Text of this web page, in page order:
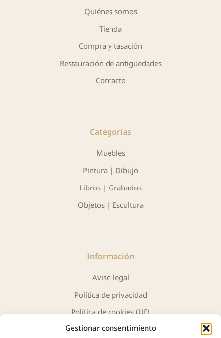
Gestionar consentimiento
Quiénes somos
Tienda
Compra y tasación
Restauración de antigüedades
Contacto
Categorias
Muebles
Pintura | Dibujo
Libros | Grabados
Objetos | Escultura
Información
Aviso legal
Política de privacidad
Política de cookies (UE)